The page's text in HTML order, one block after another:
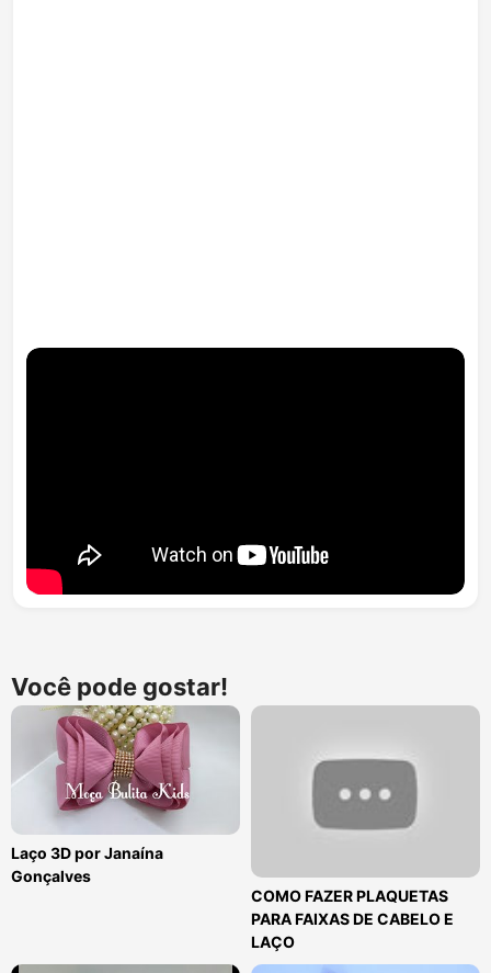
Você pode gostar!
Laço 3D por Janaína
Gonçalves
COMO FAZER PLAQUETAS
PARA FAIXAS DE CABELO E
LAÇO